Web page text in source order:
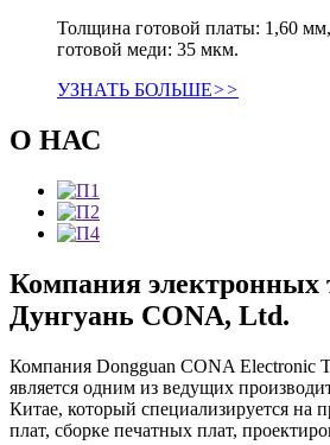
Толщина готовой платы: 1,60
готовой меди: 35 мкм.
УЗНАТЬ БОЛЬШЕ>>
О НАС
Компания электронных
Дунгуань CONA, Ltd.
Компания Dongguan CONA Electronic
является одним из ведущих
Китае, который специализируется на
плат, сборке печатных плат,